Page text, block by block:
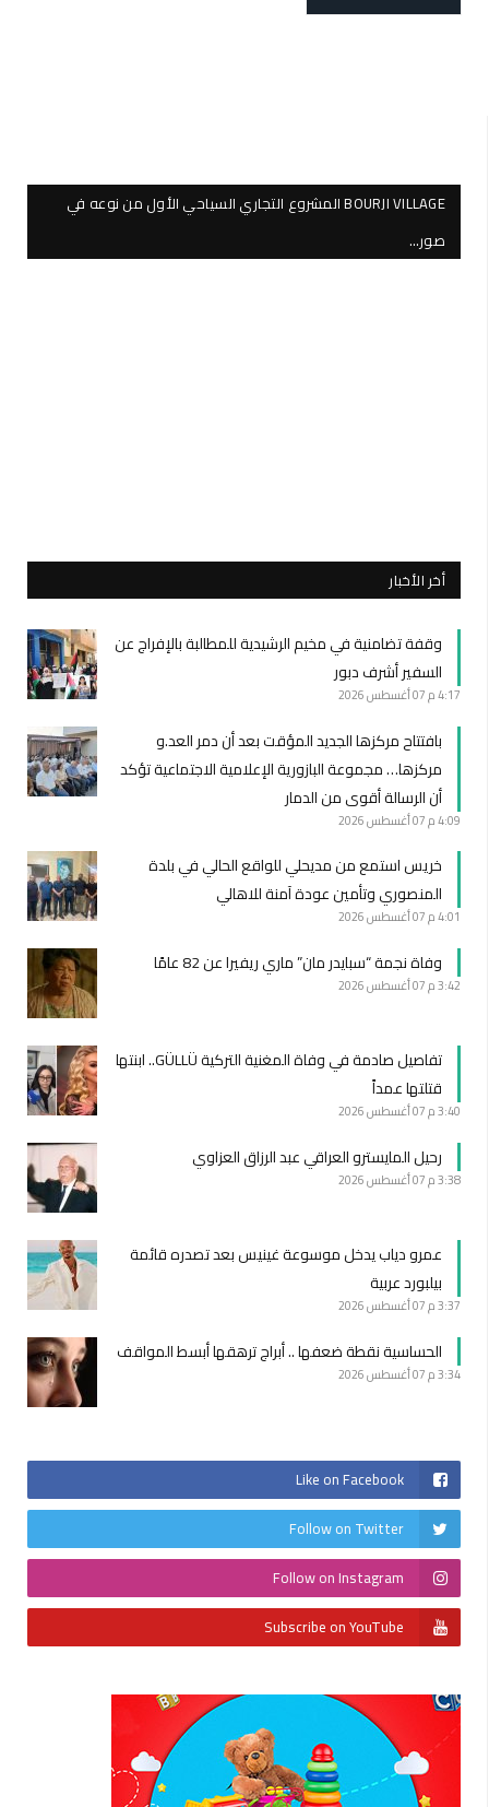
BOURJI VILLAGE المشروع التجاري السياحي الأول من نوعه في
صور…
أخر الأخبار
وقفة تضامنية في مخيم الرشيدية للمطالبة بالإفراج عن
السفير أشرف دبور
4:17 م 07 أغسطس 2026
بافتتاح مركزها الجديد المؤقت بعد أن دمر العد.و
مركزها… مجموعة البازورية الإعلامية الاجتماعية تؤكد
أن الرسالة أقوى من الدمار
4:09 م 07 أغسطس 2026
خريس استمع من مديحلي للواقع الحالي في بلدة
المنصوري وتأمين عودة آمنة للاهالي
4:01 م 07 أغسطس 2026
وفاة نجمة “سبايدر مان” ماري ريفيرا عن 82 عامًا
3:42 م 07 أغسطس 2026
تفاصيل صادمة في وفاة المغنية التركية GÜLLÜ.. ابنتها
قتلتها عمداً
3:40 م 07 أغسطس 2026
رحيل المايسترو العراقي عبد الرزاق العزاوي
3:38 م 07 أغسطس 2026
عمرو دياب يدخل موسوعة غينيس بعد تصدره قائمة
بيلبورد عربية
3:37 م 07 أغسطس 2026
الحساسية نقطة ضعفها .. أبراج ترهقها أبسط المواقف
3:34 م 07 أغسطس 2026
Like on Facebook
Follow on Twitter
Follow on Instagram
Subscribe on YouTube